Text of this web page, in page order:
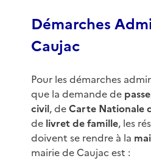
Démarches
Caujac
Pour les démarches
que la demande de
civil, deCarte Nationale
de livret de famille, les
doivent se rendre à la
mairie de Caujac est :